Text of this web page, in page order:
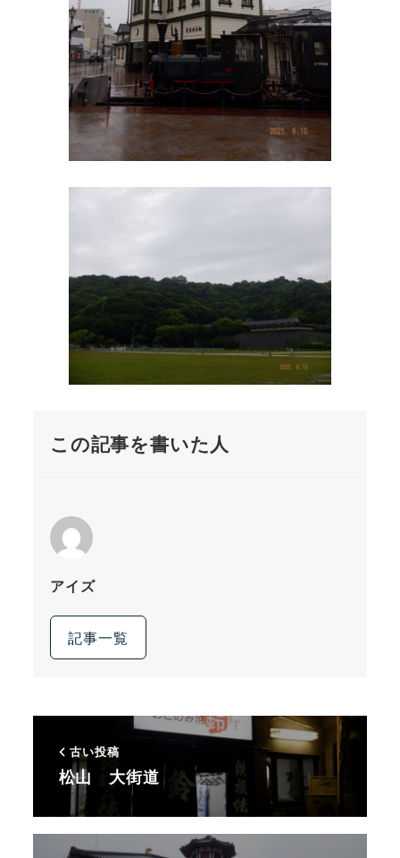
この記事を書いた人
アイズ
記事一覧
古い投稿
松山 大街道